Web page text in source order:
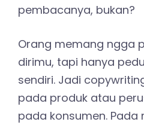
pembacanya, bukan?
Orang memang ngga
dirimu, tapi hanya
sendiri. Jadi
pada produk atau
pada konsumen. Pada